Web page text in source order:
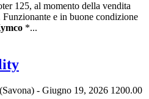
125, al momento della vendita
e in buone condizione
*...
- Giugno 19, 2026 1200.00